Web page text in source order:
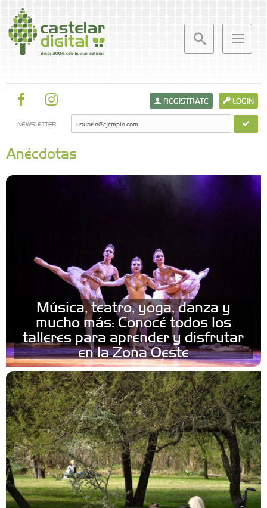
LOGIN
REGISTRATE
NEWSLETTER
Anécdotas
Música, teatro, yoga, danza y
mucho más: Conocé todos los
talleres para aprender y disfrutar
en la Zona Oeste